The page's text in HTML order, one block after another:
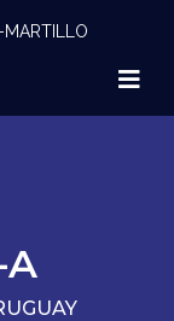
MARTILLO
A